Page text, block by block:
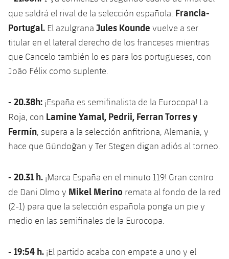
que saldrá el rival de la selección española: Francia-
Portugal. El azulgrana Jules Kounde vuelve a ser
titular en el lateral derecho de los franceses mientras
que Cancelo también lo es para los portugueses, con
João Félix como suplente.
- 20.38h: ¡España es semifinalista de la Eurocopa! La
Roja, con Lamine Yamal, Pedrii, Ferran Torres y
Fermín, supera a la selección anfitriona, Alemania, y
hace que Gündoğan y Ter Stegen digan adiós al torneo.
- 20.31 h. ¡Marca España en el minuto 119! Gran centro
de Dani Olmo y Mikel Merino remata al fondo de la red
(2-1) para que la selección española ponga un pie y
medio en las semifinales de la Eurocopa.
- 19:54 h. ¡El partido acaba con empate a uno y el